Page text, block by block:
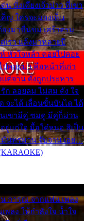
น นั่งเคียงเจ้าบ่าว ที่เขา
ค็ญ ใครจะมองเห็น
องมาขื่นขม เศร้าตรม
เรา แล้งมาหลายปี
หัวใจหล้า คอยไปคอย
ปคอยมา คือหน้าที่เก่า
แต่จาน ดั่งถูกประหาร
ก ลอยลม ไม่สม ดัง ใจ
จะได้ เลื่อนขั้นบันได ได้
นเขามีคู่ ซมดู มีคู่ก็ม่วน
ยู่แก่ใจ มื้อใด๋หนอ สิเป็น
มันทรมาน จับจาน เอย…
การุณ จากแฟน เพลง
พลง ให้กำลังใจ น้ำใจ